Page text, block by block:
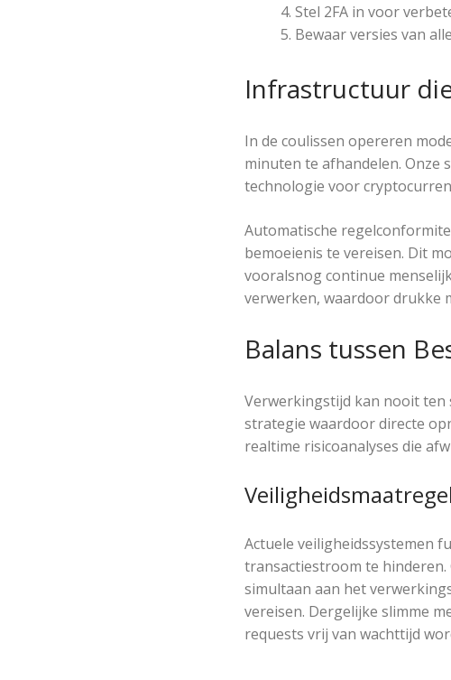
Stel 2FA in voor
Bewaar versies van
Infrastructuur
In de coulissen opereren
minuten te afhandelen. Onze
technologie voor
Automatische
bemoeienis te vereisen. Dit
vooralsnog continue
verwerken, waardoor drukke
Balans tussen
Verwerkingstijd kan nooit ten
strategie waardoor directe
realtime risicoanalyses die
Actuele veiligheidssystemen
transactiestroom te
simultaan aan het
vereisen. Dergelijke slimme
requests vrij van wachttijd